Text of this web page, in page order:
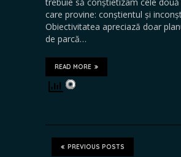
care provine: conștientul și
Obiectivitatea apreciază doar
de parcă…
READ MORE
PREVIOUS POSTS